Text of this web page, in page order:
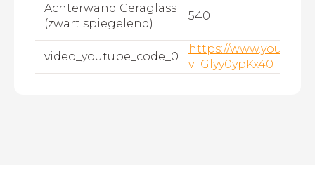
Achterwand Ceraglass
(zwart spiegelend)
540
video_youtube_code_0
https://
v=Glyy0ypKx40